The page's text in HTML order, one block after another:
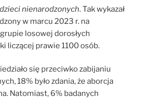
nienarodzonych. Tak wykazał
w marcu 2023 r. na
losowej dorosłych
liczącej prawie 1100 osób.
się przeciwko zabijaniu
18% było zdania, że aborcja
Natomiast, 6% badanych